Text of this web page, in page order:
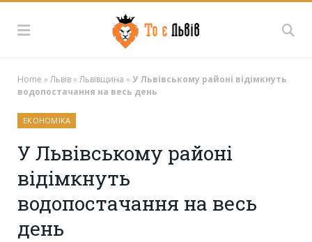
Home »Львів»Львівщина » У Львівському районі відімкнуть
водопостачання на весь день
ЕКОНОМІКА
У Львівському районі
відімкнуть
водопостачання на весь
день